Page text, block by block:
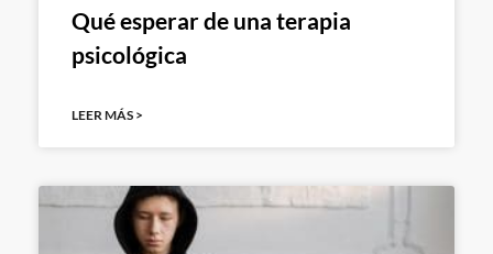
Qué esperar de una terapia
psicológica
LEER MÁS >